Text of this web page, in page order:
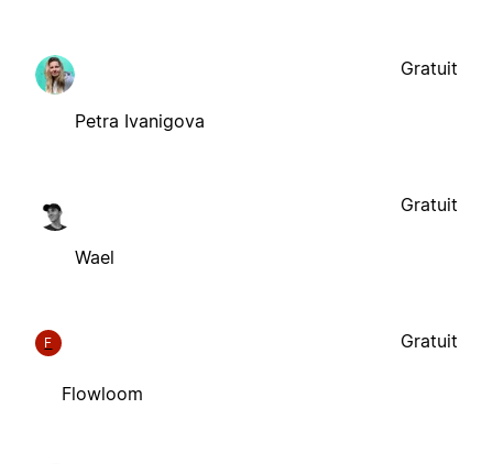
Petra Ivanigova
Gratuit
Wael
Gratuit
F
Flowloom
Gratuit